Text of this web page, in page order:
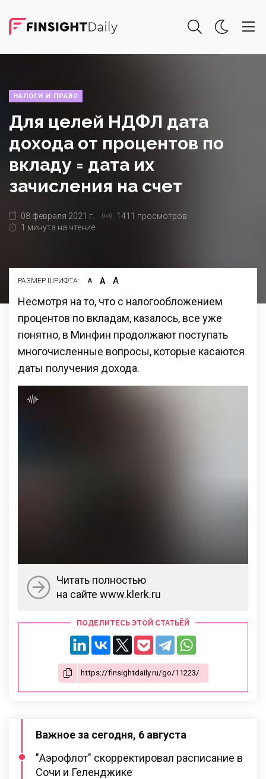
НАЛОГИ И ПРАВО
Для целей НДФЛ дата
дохода от процентов по
вкладу = дата их
зачисления на счет
08 февраля 2021 г.
1411 просмотров
1 минута на чтение
РАЗМЕР ШРИФТА: А А А
Несмотря на то, что с налогообложением
процентов по вкладам, казалось, все уже
понятно, в Минфин продолжают поступать
многочисленные вопросы, которые касаются
даты получения дохода.
Читать полностью
на сайте www.klerk.ru
ПОДЕЛИТЕСЬ ЭТОЙ СТАТЬЁЙ
Важное за сегодня, 6 августа
"Аэрофлот" скорректировал расписание в
Сочи и Геленджике